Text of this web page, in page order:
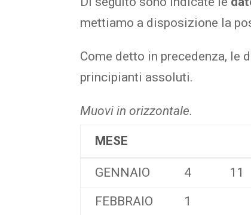
mettiamo a disposizione la
Come detto in precedenza, le
principianti assoluti.
Muovi in orizzontale.
MESE
MESE
GENNAIO 4 11
FEBBRAIO
1